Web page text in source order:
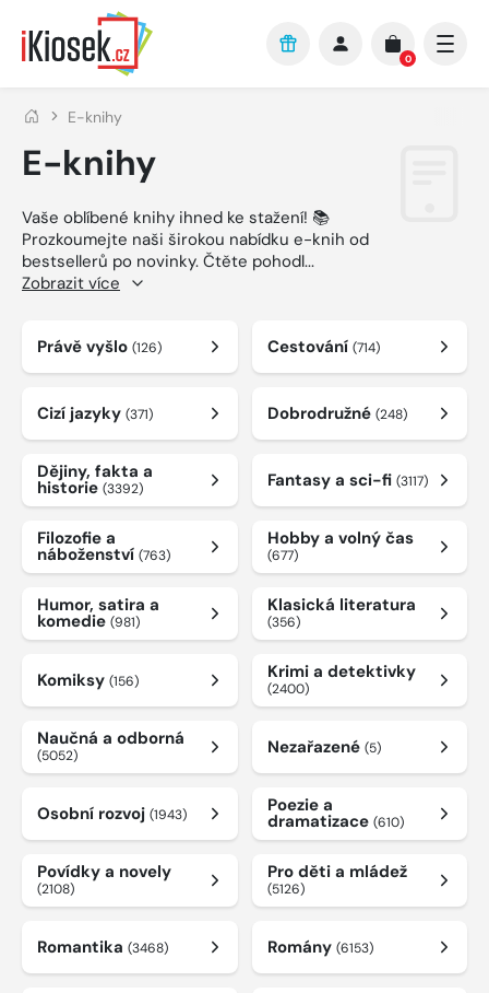
Přejít na hlavní obsah
0
E-knihy
E-knihy
Vaše oblíbené knihy ihned ke stažení! 📚
Prozkoumejte naši širokou nabídku e-knih od
bestsellerů po novinky. Čtěte pohodl...
Zobrazit více
Právě vyšlo (126) Cestování (714)
Cizí jazyky (371) Dobrodružné (248)
Dějiny, fakta a
historie (3392) Fantasy a sci-fi (3117)
Filozofie a
náboženství (763)
Hobby a volný čas
(677)
Humor, satira a
komedie (981)
Klasická literatura
(356)
Komiksy (156) Krimi a detektivky
(2400)
Naučná a odborná
(5052) Nezařazené (5)
Osobní rozvoj (1943) Poezie a
dramatizace (610)
Povídky a novely
(2108)
Pro děti a mládež
(5126)
Romantika (3468) Romány (6153)